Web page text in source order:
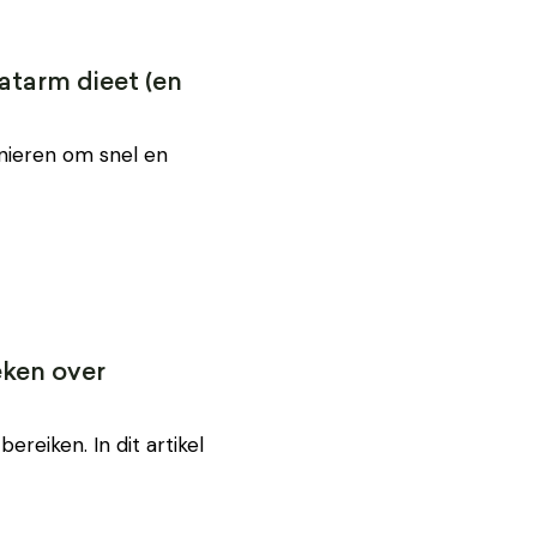
dieet (en
om snel en
over
In dit artikel